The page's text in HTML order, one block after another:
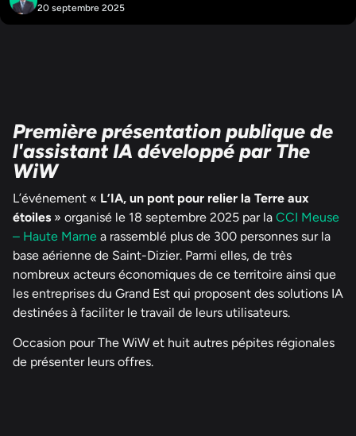
20 septembre 2025
Première présentation publique de
l'assistant IA développé par The
WiW
L’événement « L’IA, un pont pour relier la Terre aux
étoiles » organisé le 18 septembre 2025 par la CCI Meuse
– Haute Marne a rassemblé plus de 300 personnes sur la
base aérienne de Saint-Dizier. Parmi elles, de très
nombreux acteurs économiques de ce territoire ainsi que
les entreprises du Grand Est qui proposent des solutions IA
destinées à faciliter le travail de leurs utilisateurs.
Occasion pour The WiW et huit autres pépites régionales
de présenter leurs offres.